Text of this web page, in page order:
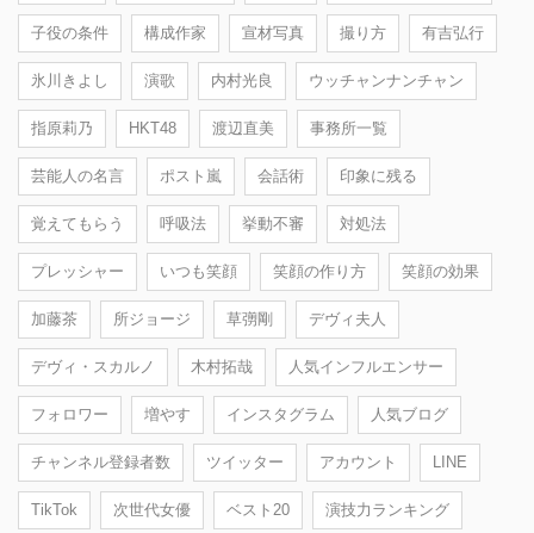
子役の条件 構成作家 宣材写真 撮り方 有吉弘行
氷川きよし 演歌 内村光良 ウッチャンナンチャン
指原莉乃 HKT48 渡辺直美 事務所一覧
芸能人の名言 ポスト嵐 会話術 印象に残る
覚えてもらう 呼吸法 挙動不審 対処法
プレッシャー いつも笑顔 笑顔の作り方 笑顔の効果
加藤茶 所ジョージ 草彅剛 デヴィ夫人
デヴィ・スカルノ 木村拓哉 人気インフルエンサー
フォロワー 増やす インスタグラム 人気ブログ
チャンネル登録者数 ツイッター アカウント LINE
TikTok 次世代女優 ベスト20 演技力ランキング